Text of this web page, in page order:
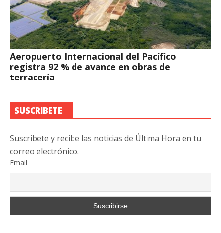
Aeropuerto Internacional del Pacífico
registra 92 % de avance en obras de
terracería
SUSCRIBETE
Suscribete y recibe las noticias de Última Hora en tu
correo electrónico.
Email